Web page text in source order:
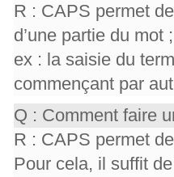
R : CAPS permet
d’une partie du
ex : la saisie du
commençant par
Q : Comment faire
R : CAPS permet
Pour cela, il suffit